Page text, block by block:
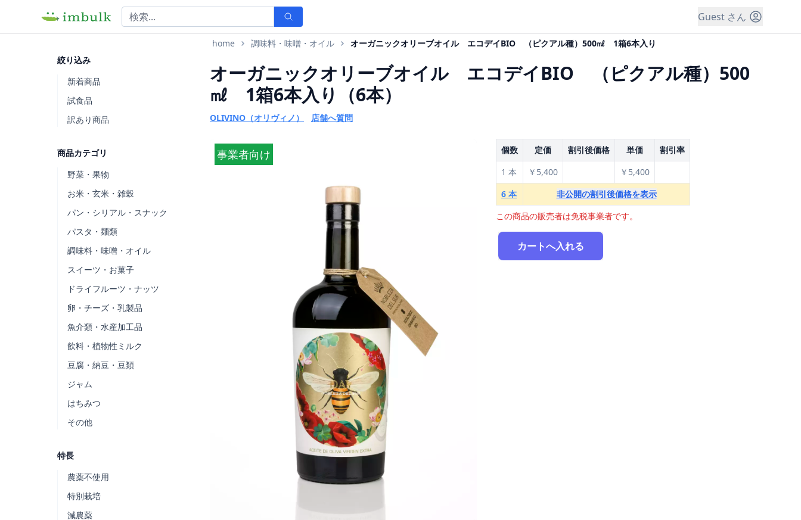
Guest さん
絞り込み
新着商品
試食品
訳あり商品
商品カテゴリ
野菜・果物
お米・玄米・雑穀
パン・シリアル・スナック
パスタ・麺類
調味料・味噌・オイル
スイーツ・お菓子
ドライフルーツ・ナッツ
卵・チーズ・乳製品
魚介類・水産加工品
飲料・植物性ミルク
豆腐・納豆・豆類
ジャム
はちみつ
その他
特長
農薬不使用
特別栽培
減農薬
home 調味料・味噌・オイル オーガニックオリーブオイル エコデイBIO （ピクアル種）500㎖ 1箱6本入り
オーガニックオリーブオイル エコデイBIO （ピクアル種）500
㎖ 1箱6本入り（6本）
OLIVINO（オリヴィノ） 店舗へ質問
事業者向け 個数 定価 割引後価格 単価
割引率
1 本
￥5,400
￥5,400
6 本
非公開の割引後価格を表示
この商品の販売者は免税事業者です。
カートへ入れる